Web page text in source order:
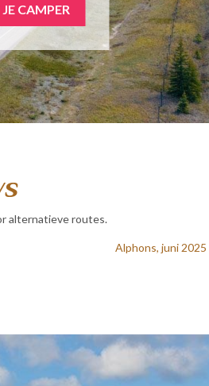
CAMPER
alternatieve routes.
Alphons, juni 2025